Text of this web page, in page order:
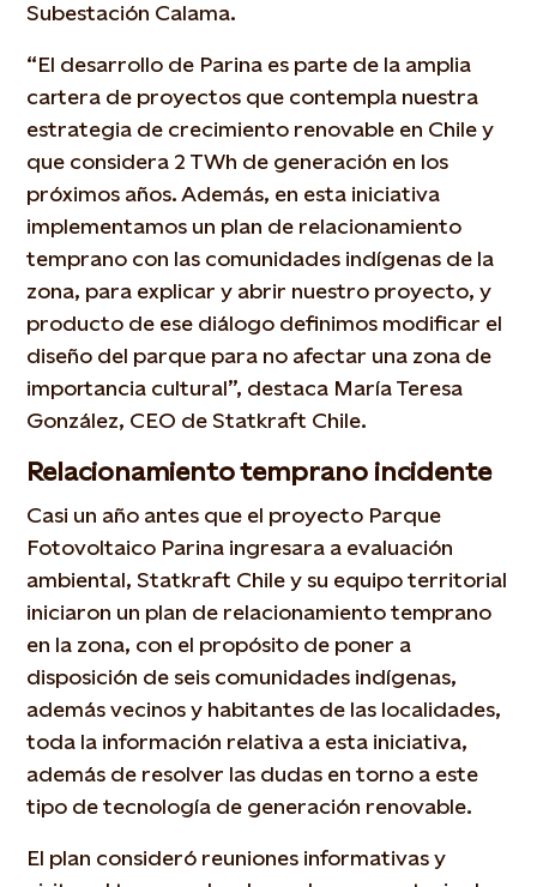
Subestación Calama.
“El desarrollo de Parina es parte de la amplia
cartera de proyectos que contempla nuestra
estrategia de crecimiento renovable en Chile y
que considera 2 TWh de generación en los
próximos años. Además, en esta iniciativa
implementamos un plan de relacionamiento
temprano con las comunidades indígenas de la
zona, para explicar y abrir nuestro proyecto, y
producto de ese diálogo definimos modificar el
diseño del parque para no afectar una zona de
importancia cultural”, destaca María Teresa
González, CEO de Statkraft Chile.
Relacionamiento temprano incidente
Casi un año antes que el proyecto Parque
Fotovoltaico Parina ingresara a evaluación
ambiental, Statkraft Chile y su equipo territorial
iniciaron un plan de relacionamiento temprano
en la zona, con el propósito de poner a
disposición de seis comunidades indígenas,
además vecinos y habitantes de las localidades,
toda la información relativa a esta iniciativa,
además de resolver las dudas en torno a este
tipo de tecnología de generación renovable.
El plan consideró reuniones informativas y